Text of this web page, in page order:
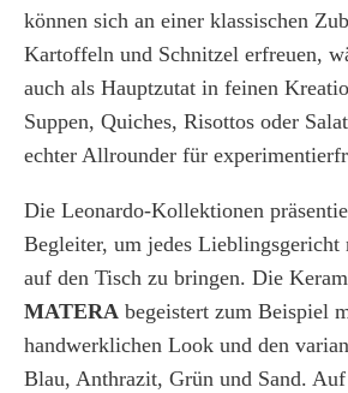
können sich an einer klassischen
Kartoffeln und Schnitzel erfreuen,
auch als Hauptzutat in feinen
Suppen, Quiches, Risottos oder
echter Allrounder für
Die Leonardo-Kollektionen
Begleiter, um jedes
auf den Tisch zu bringen. Die
MATERA begeistert zum Beispiel
handwerklichen Look und den
Blau, Anthrazit, Grün und Sand.